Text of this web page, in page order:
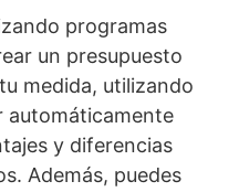
programas
un presupuesto
medida, utilizando
automáticamente
y diferencias
Además, puedes